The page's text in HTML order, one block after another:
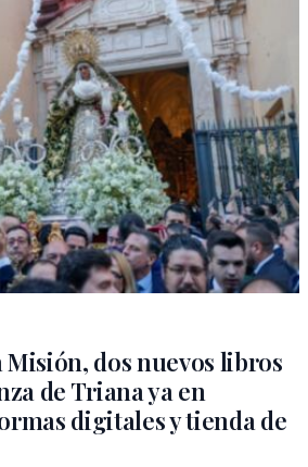
dos nuevos libros
de Triana ya en
digitales y tienda de